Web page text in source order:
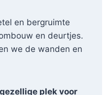
en bergruimte
en deurtjes.
we de wanden en
plek voor